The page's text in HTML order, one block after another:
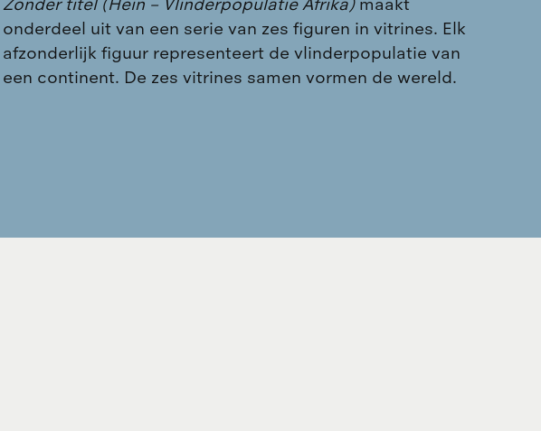
onderdeel uit van een serie van zes figuren in vitrines. Elk
afzonderlijk figuur representeert de vlinderpopulatie van
een continent. De zes vitrines samen vormen de wereld.